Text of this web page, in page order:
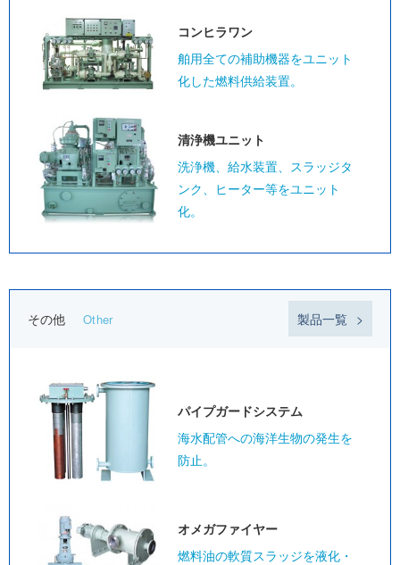
コンヒラワン
舶用全ての補助機器をユニット
化した燃料供給装置。
清浄機ユニット
洗浄機、給水装置、スラッジタ
ンク、ヒーター等をユニット
化。
その他 Other 製品一覧
パイプガードシステム
海水配管への海洋生物の発生を
防止。
オメガファイヤー
燃料油の軟質スラッジを液化・